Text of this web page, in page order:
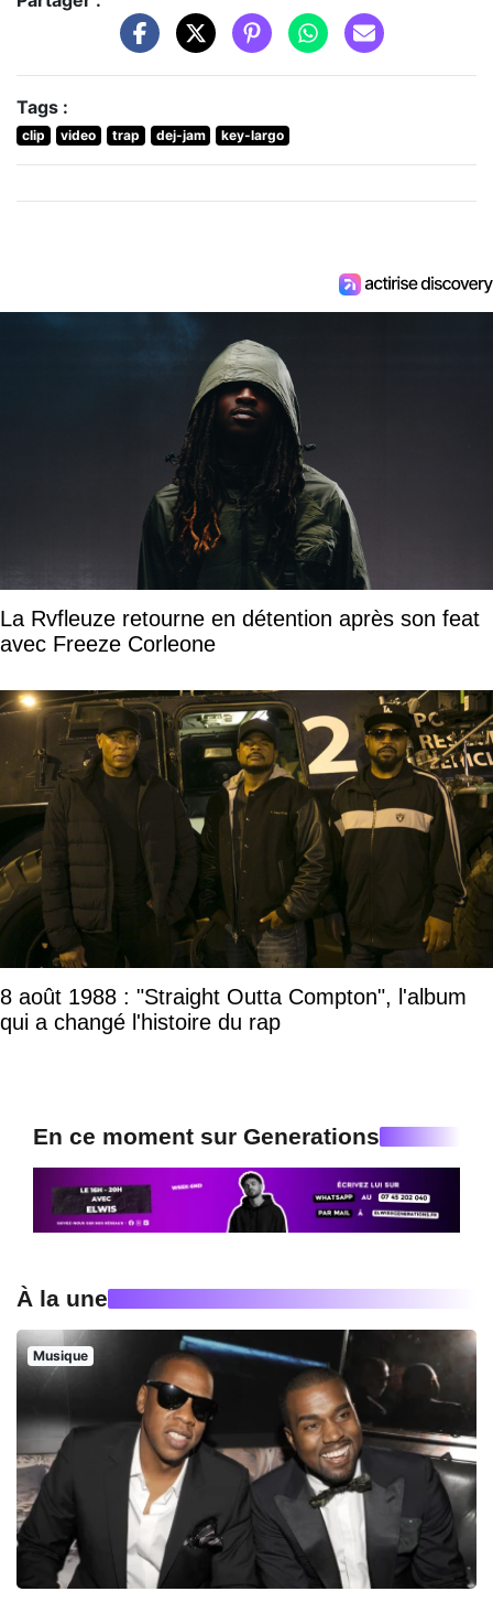
Tags :
clip video trap dej-jam key-largo
La Rvfleuze retourne en détention après son feat
avec Freeze Corleone
8 août 1988 : "Straight Outta Compton", l'album
qui a changé l'histoire du rap
En ce moment sur Generations
À la une
Musique